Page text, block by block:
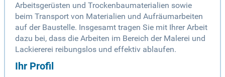
Arbeitsgerüsten und Trockenbaumaterialien sowie
beim Transport von Materialien und Aufräumarbeiten
auf der Baustelle. Insgesamt tragen Sie mit Ihrer Arbeit
dazu bei, dass die Arbeiten im Bereich der Malerei und
Lackiererei reibungslos und effektiv ablaufen.
Ihr Profil